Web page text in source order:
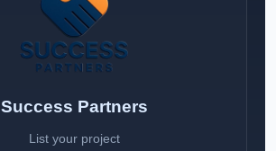
Success Partners
List your project